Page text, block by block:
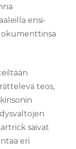
ensi-
teos,
saivat
eri